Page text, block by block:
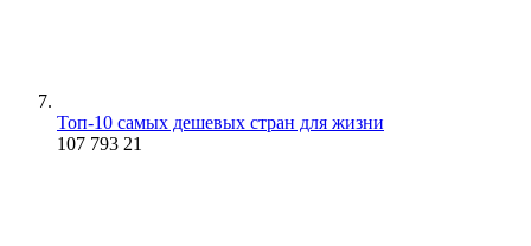
Топ-10 самых дешевых стран для жизни
107 793 21